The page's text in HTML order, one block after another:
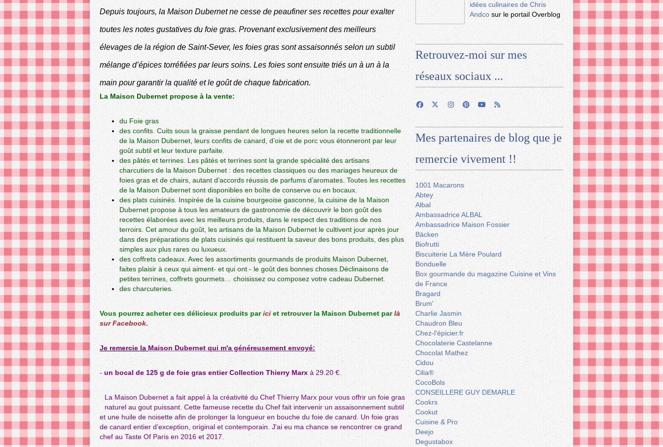
Depuis toujours, la Maison Dubernet ne cesse de peaufiner ses recettes pour exalter
toutes les notes gustatives du foie gras. Provenant exclusivement des meilleurs
élevages de la région de Saint-Sever, les foies gras sont assaisonnés selon un subtil
mélange d’épices torréfiées par leurs soins. Les foies sont ensuite triés un à un à la
main pour garantir la qualité et le goût de chaque fabrication.
La Maison Dubernet propose à la vente:
du Foie gras
des confits. Cuits sous la graisse pendant de longues heures selon la recette traditionnelle
de la Maison Dubernet, leurs confits de canard, d’oie et de porc vous étonneront par leur
goût subtil et leur texture parfaite.
des pâtés et terrines. Les pâtés et terrines sont la grande spécialité des artisans
charcutiers de la Maison Dubernet : des recettes classiques ou des mariages heureux de
foies gras et de chairs, autant d’accords réussis de parfums d’aromates. Toutes les recettes
de la Maison Dubernet sont disponibles en boîte de conserve ou en bocaux.
des plats cuisinés. Inspirée de la cuisine bourgeoise gasconne, la cuisine de la Maison
Dubernet propose à tous les amateurs de gastronomie de découvrir le bon goût des
recettes élaborées avec les meilleurs produits, dans le respect des traditions de nos
terroirs. Cet amour du goût, les artisans de la Maison Dubernet le cultivent jour après jour
dans des préparations de plats cuisinés qui restituent la saveur des bons produits, des plus
simples aux plus rares ou luxueux.
des coffrets cadeaux. Avec les assortiments gourmands de produits Maison Dubernet,
faites plaisir à ceux qui aiment- et qui ont - le goût des bonnes choses.Déclinaisons de
petites terrines, coffrets gourmets… choisissez ou composez votre cadeau Dubernet.
des charcuteries.
Vous pourrez acheter ces délicieux produits parici et retrouver la Maison Dubernet parlà
sur Facebook.
Je remercie la Maison Dubernet qui m'a généreusement envoyé:
- un bocal de 125 g de foie gras entier Collection Thierry Marx à 29.20 €.
La Maison Dubernet a fait appel à la créativité du Chef Thierry Marx pour vous offrir un foie gras
naturel au gout puissant. Cette fameuse recette du Chef fait intervenir un assaisonnement subtil
et une huile de noisette afin de prolonger la longueur en bouche du foie de canard. Un foie gras
de canard entier d’exception, original et contemporain. J'ai eu ma chance se rencontrer ce grand
chef au Taste Of Paris en 2016 et 2017.
idées culinaires de Chris
Andco sur le portail Overblog
Retrouvez-moi sur mes
réseaux sociaux ...
Mes partenaires de blog que je
remercie vivement !!
1001 Macarons
Abtey
Albal
Ambassadrice ALBAL
Ambassadrice Maison Fossier
Bäcken
Biofrutti
Biscuiterie La Mère Poulard
Bonduelle
Box gourmande du magazine Cuisine et Vins
de France
Bragard
Brum'
Charlie Jasmin
Chaudron Bleu
Chez-l'épicier.fr
Chocolaterie Castelanne
Chocolat Mathez
Cidou
Cilia®
CocoBols
CONSEILLERE GUY DEMARLE
Cookrs
Cookut
Cuisine & Pro
Deejo
Degustabox